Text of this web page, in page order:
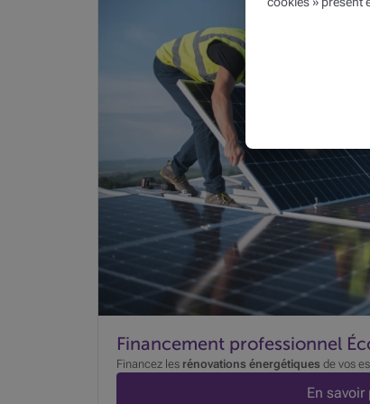
Financement professionnel
Financez les rénovations énergétiques de vos
En savoir